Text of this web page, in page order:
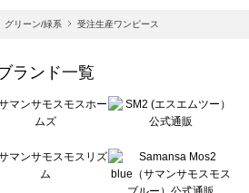
スモス ブルー）の一覧
ック）の一覧
一覧
）の一覧
グリーン/緑系 受注生産ワンピース
ランド一覧